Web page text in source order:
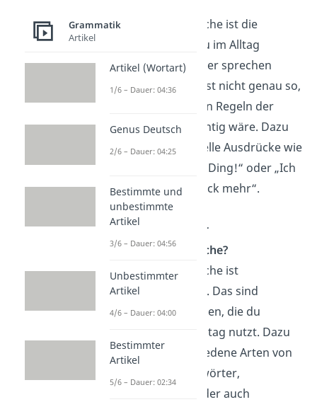
Umgangssprache ist die
Sprache, die du im Alltag
verwendest. Hier sprechen
Menschen meist nicht genau so,
wie es nach den Regeln der
Grammatik richtig wäre. Dazu
zählen informelle Ausdrücke wie
„Das ist echt’n Ding!“ oder „Ich
hab‘ keinen Bock mehr“.
Was fällt unter
Umgangssprache?
Umgangssprache ist
Alltagssprache. Das sind
Ausdrucksweisen, die du
informell im Alltag nutzt. Dazu
zählen verschiedene Arten von
Slang, Jugendwörter,
Anglizismen oder auch
Grammatik
Artikel
Artikel (Wortart)
1/6 – Dauer: 04:36
Genus Deutsch
2/6 – Dauer: 04:25
Bestimmte und
unbestimmte
Artikel
3/6 – Dauer: 04:56
Unbestimmter
Artikel
4/6 – Dauer: 04:00
Bestimmter
Artikel
5/6 – Dauer: 02:34